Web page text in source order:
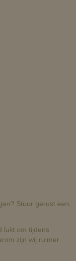
Stuur gerust een
lukt om tijdens
zijn wij ruimer